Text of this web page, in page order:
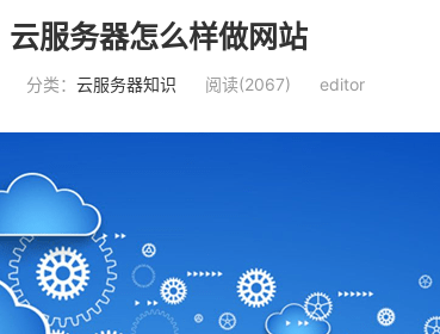
云服务器怎么样做网站
分类： 云服务器知识 阅读(2067) editor